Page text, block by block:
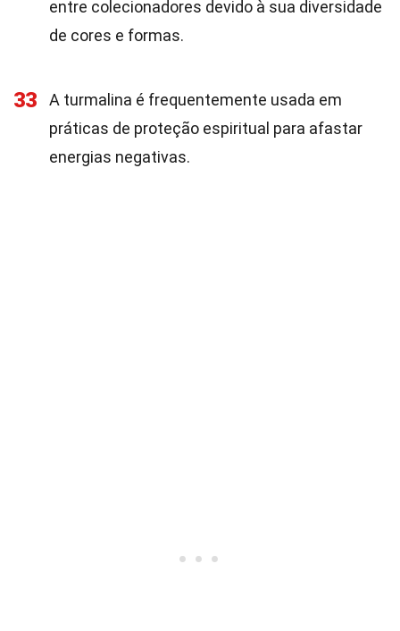
entre colecionadores devido à sua diversidade
de cores e formas.
33
A turmalina é frequentemente usada em
práticas de proteção espiritual para afastar
energias negativas.